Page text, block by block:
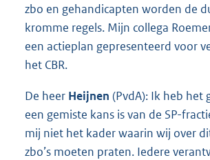
zbo en gehandicapten worden de
kromme regels. Mijn collega
een actieplan gepresenteerd voor
het CBR.
De heer Heijnen (PvdA): Ik heb het
een gemiste kans is van de SP-
mij niet het kader waarin wij over
zbo’s moeten praten. Iedere